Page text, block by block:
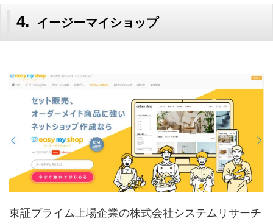
イージーマイショップ
東証プライム上場企業の株式会社システムリサーチ